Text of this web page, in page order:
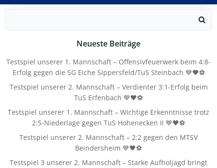
Neueste Beiträge
Testspiel unserer 1. Mannschaft – Offensivfeuerwerk beim 4:8-
Erfolg gegen die SG Eiche Sippersfeld/TuS Steinbach 💙🖤⚽
Testspiel unserer 2. Mannschaft – Verdienter 3:1-Erfolg beim
TuS Erfenbach 💙🖤⚽
Testspiel unserer 1. Mannschaft – Wichtige Erkenntnisse trotz
2:5-Niederlage gegen TuS Hohenecken II 💙🖤⚽
Testspiel unserer 2. Mannschaft – 2:2 gegen den MTSV
Beindersheim 💙🖤⚽
Testspiel 3 unserer 2. Mannschaft – Starke Aufholjagd bringt